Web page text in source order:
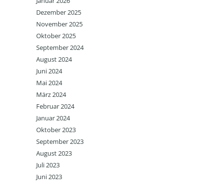
Dezember 2025
November 2025
Oktober 2025
September 2024
August 2024
Juni 2024
Mai 2024
März 2024
Februar 2024
Januar 2024
Oktober 2023
September 2023
August 2023
Juli 2023
Juni 2023